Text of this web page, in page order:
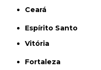
Ceará
Espírito Santo
Vitória
Fortaleza